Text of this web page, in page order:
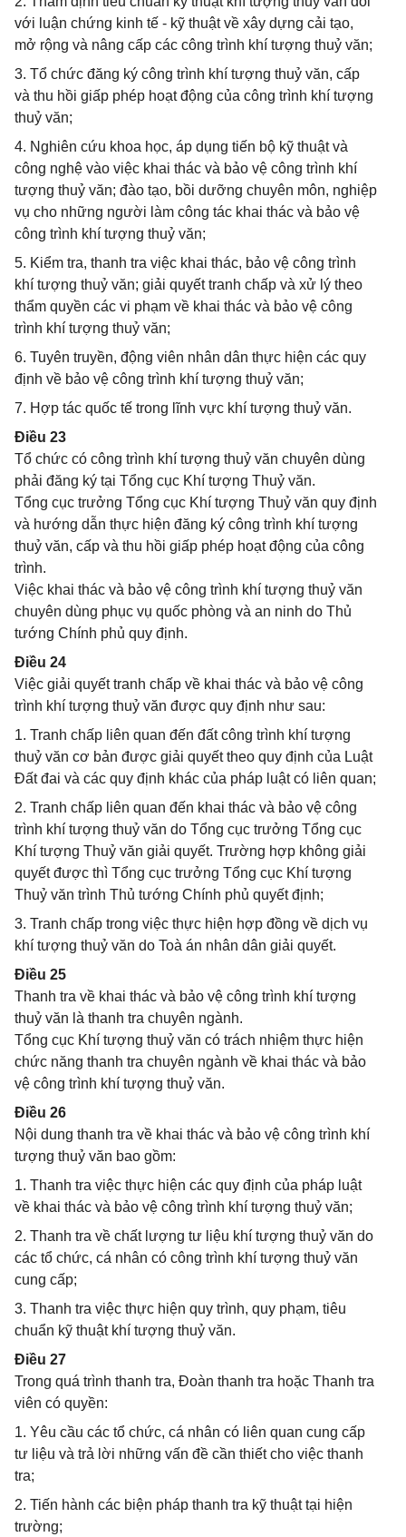
với luận chứng kinh tế - kỹ thuật về xây dựng cải tạo,
mở rộng và nâng cấp các công trình khí tượng thuỷ văn;
3. Tổ chức đăng ký công trình khí tượng thuỷ văn, cấp
và thu hồi giấp phép hoạt động của công trình khí tượng
thuỷ văn;
4. Nghiên cứu khoa học, áp dụng tiến bộ kỹ thuật và
công nghệ vào việc khai thác và bảo vệ công trình khí
tượng thuỷ văn; đào tạo, bồi dưỡng chuyên môn, nghiệp
vụ cho những người làm công tác khai thác và bảo vệ
công trình khí tượng thuỷ văn;
5. Kiểm tra, thanh tra việc khai thác, bảo vệ công trình
khí tượng thuỷ văn; giải quyết tranh chấp và xử lý theo
thẩm quyền các vi phạm về khai thác và bảo vệ công
trình khí tượng thuỷ văn;
6. Tuyên truyền, động viên nhân dân thực hiện các quy
định về bảo vệ công trình khí tượng thuỷ văn;
7. Hợp tác quốc tế trong lĩnh vực khí tượng thuỷ văn.
Điều 23
Tổ chức có công trình khí tượng thuỷ văn chuyên dùng
phải đăng ký tại Tổng cục Khí tượng Thuỷ văn.
Tổng cục trưởng Tổng cục Khí tượng Thuỷ văn quy định
và hướng dẫn thực hiện đăng ký công trình khí tượng
thuỷ văn, cấp và thu hồi giấp phép hoạt động của công
trình.
Việc khai thác và bảo vệ công trình khí tượng thuỷ văn
chuyên dùng phục vụ quốc phòng và an ninh do Thủ
tướng Chính phủ quy định.
Điều 24
Việc giải quyết tranh chấp về khai thác và bảo vệ công
trình khí tượng thuỷ văn được quy định như sau:
1. Tranh chấp liên quan đến đất công trình khí tượng
thuỷ văn cơ bản được giải quyết theo quy định của Luật
Đất đai và các quy định khác của pháp luật có liên quan;
2. Tranh chấp liên quan đến khai thác và bảo vệ công
trình khí tượng thuỷ văn do Tổng cục trưởng Tổng cục
Khí tượng Thuỷ văn giải quyết. Trường hợp không giải
quyết được thì Tổng cục trưởng Tổng cục Khí tượng
Thuỷ văn trình Thủ tướng Chính phủ quyết định;
3. Tranh chấp trong việc thực hiện hợp đồng về dịch vụ
khí tượng thuỷ văn do Toà án nhân dân giải quyết.
Điều 25
Thanh tra về khai thác và bảo vệ công trình khí tượng
thuỷ văn là thanh tra chuyên ngành.
Tổng cục Khí tượng thuỷ văn có trách nhiệm thực hiện
chức năng thanh tra chuyên ngành về khai thác và bảo
vệ công trình khí tượng thuỷ văn.
Điều 26
Nội dung thanh tra về khai thác và bảo vệ công trình khí
tượng thuỷ văn bao gồm:
1. Thanh tra việc thực hiện các quy định của pháp luật
về khai thác và bảo vệ công trình khí tượng thuỷ văn;
2. Thanh tra về chất lượng tư liệu khí tượng thuỷ văn do
các tổ chức, cá nhân có công trình khí tượng thuỷ văn
cung cấp;
3. Thanh tra việc thực hiện quy trình, quy phạm, tiêu
chuẩn kỹ thuật khí tượng thuỷ văn.
Điều 27
Trong quá trình thanh tra, Đoàn thanh tra hoặc Thanh tra
viên có quyền:
1. Yêu cầu các tổ chức, cá nhân có liên quan cung cấp
tư liệu và trả lời những vấn đề cần thiết cho việc thanh
tra;
2. Tiến hành các biện pháp thanh tra kỹ thuật tại hiện
trường;